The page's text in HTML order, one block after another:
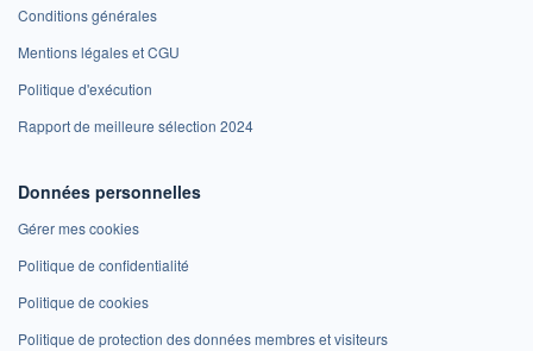
Conditions générales
Mentions légales et CGU
Politique d'exécution
Rapport de meilleure sélection 2024
Données personnelles
Gérer mes cookies
Politique de confidentialité
Politique de cookies
Politique de protection des données membres et visiteurs